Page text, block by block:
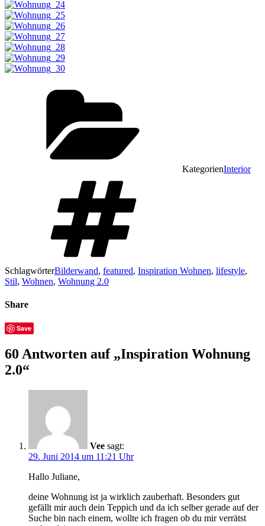
KategorienInterior
SchlagwörterBilderwand, featured, Inspiration Wohnen, lifestyle,
Stil, Wohnen, Wohnung 2.0
Share
Save
60 Antworten auf „Inspiration Wohnung
2.0“
Vee sagt:
29. Juni 2014 um 11:21 Uhr
Hallo Juliane,
deine Wohnung ist ja wirklich zauberhaft. Besonders gut
gefällt mir auch dein Teppich und da ich selber gerade auf der
Suche bin nach einem, wollte ich fragen ob du mir verrätst